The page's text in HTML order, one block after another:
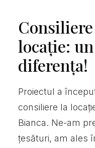
locație:
diferența!
Proiectul a
consiliere la
Bianca. Ne-am
țesături, am ales